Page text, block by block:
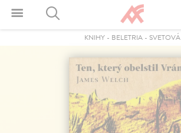
KNIHY- BELETRIA- SVETOVÁ